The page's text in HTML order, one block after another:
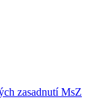
zasadnutí MsZ